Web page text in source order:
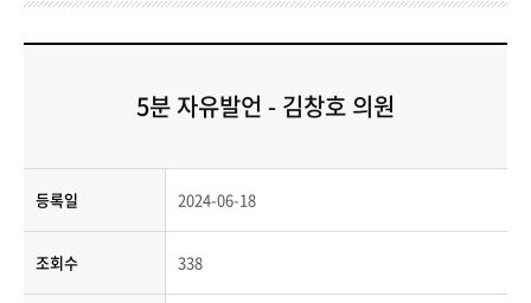
5분 자유발언 - 김창호 의원
등록일 2024-06-18
조회수 338